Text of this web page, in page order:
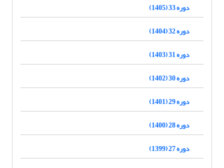
دوره 33 (1405)
دوره 32 (1404)
دوره 31 (1403)
دوره 30 (1402)
دوره 29 (1401)
دوره 28 (1400)
دوره 27 (1399)